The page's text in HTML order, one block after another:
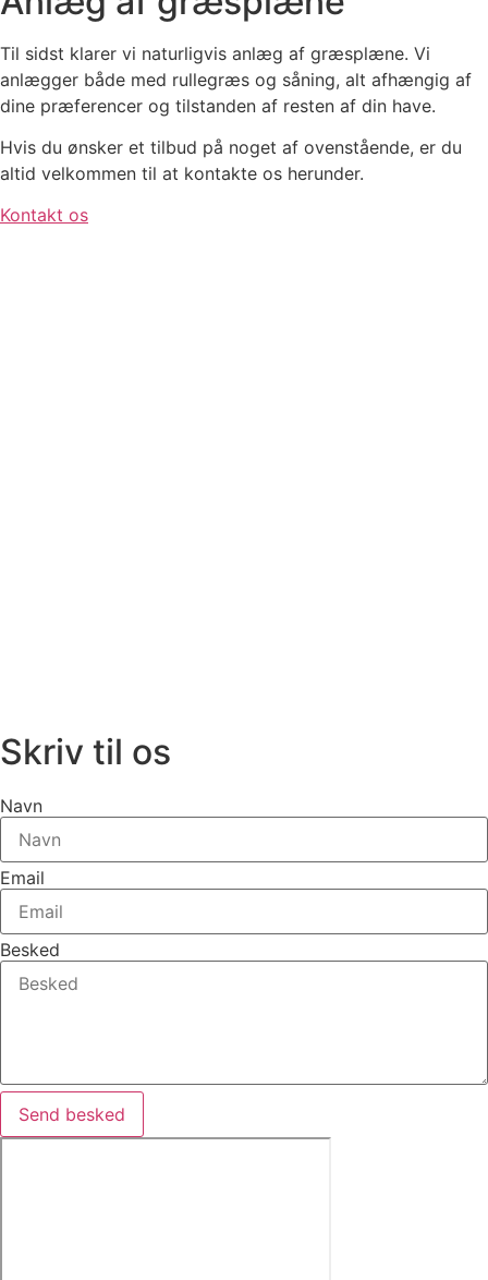
Til sidst klarer vi naturligvis anlæg af græsplæne. Vi
anlægger både med rullegræs og såning, alt afhængig af
dine præferencer og tilstanden af resten af din have.
Hvis du ønsker et tilbud på noget af ovenstående, er du
altid velkommen til at kontakte os herunder.
Kontakt os
Skriv til os
Navn
Email
Besked
Send besked